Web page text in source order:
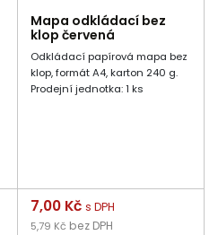
Mapa odkládací bez
klop červená
Odkládací papírová mapa bez
klop, formát A4, karton 240 g.
Prodejní jednotka: 1 ks
Cena
7,00 Kč s DPH
5,79 Kč bez DPH